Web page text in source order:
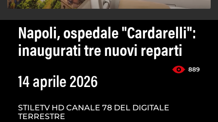
Napoli, ospedale "Cardarelli":
inaugurati tre nuovi reparti
889
14 aprile 2026
STILETV HD CANALE 78 DEL DIGITALE
TERRESTRE